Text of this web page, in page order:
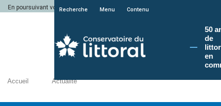
En poursuivant votre navigation sur le site du Conservatoire du littoral, vous
Recherche Menu Contenu
50
de
en
Accueil Actualité